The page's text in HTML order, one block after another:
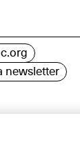
newsletter